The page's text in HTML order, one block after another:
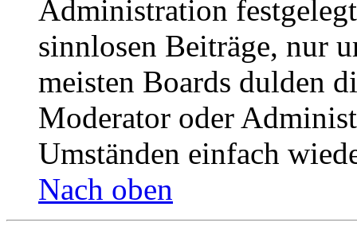
Administration
sinnlosen Beiträge, nur
meisten Boards dulden
Moderator oder
Umständen einfach
Nach oben